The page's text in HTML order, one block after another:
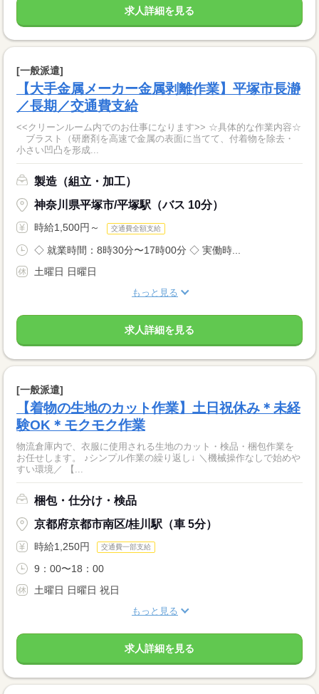
求人詳細を見る
[一般派遣]
【大手金属メーカー金属剥離作業】平塚市長瀞
／長期／交通費支給
<<クリーンルーム内でのお仕事になります>> ☆具体的な作業内容☆
ブラスト（研磨剤を高速で金属の表面に当てて、付着物を除去・
小さい凹凸を形成...
製造（組立・加工）
神奈川県平塚市/平塚駅（バス 10分）
時給1,500円～ 交通費全額支給
◇ 就業時間：8時30分〜17時00分 ◇ 実働時...
土曜日 日曜日
もっと見る
求人詳細を見る
[一般派遣]
【着物の生地のカット作業】土日祝休み＊未経
験OK＊モクモク作業
物流倉庫内で、衣服に使用される生地のカット・検品・梱包作業を
お任せします。 ♪シンプル作業の繰り返し↓ ＼機械操作なしで始めや
すい環境／ 【...
梱包・仕分け・検品
京都府京都市南区/桂川駅（車 5分）
時給1,250円 交通費一部支給
9：00〜18：00
土曜日 日曜日 祝日
もっと見る
求人詳細を見る